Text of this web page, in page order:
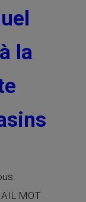
la
MOT